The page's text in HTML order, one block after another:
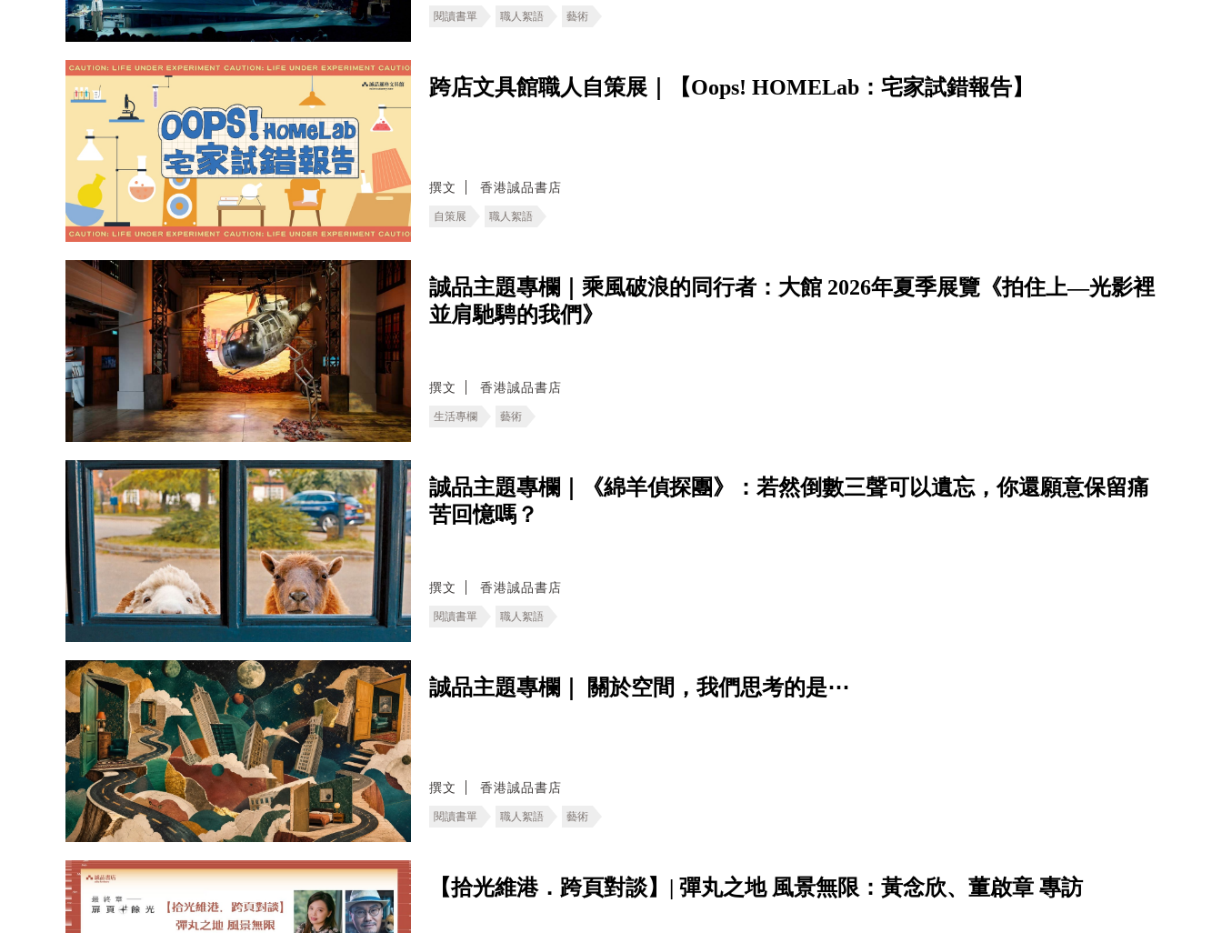
閱讀書單 職人絮語 藝術
跨店文具館職人自策展｜【Oops! HOMELab：宅家試錯報告】
撰文 香港誠品書店
自策展 職人絮語
誠品主題專欄｜乘風破浪的同行者：大館 2026年夏季展覽《拍住上—光影裡
並肩馳騁的我們》
撰文 香港誠品書店
生活專欄 藝術
誠品主題專欄｜《綿羊偵探團》：若然倒數三聲可以遺忘，你還願意保留痛
苦回憶嗎？
撰文 香港誠品書店
閱讀書單 職人絮語
誠品主題專欄｜ ​關於空間，我們思考的是⋯
撰文 香港誠品書店
閱讀書單 職人絮語 藝術
【拾光維港．跨頁對談】| 彈丸之地 風景無限：黃念欣、董啟章 專訪